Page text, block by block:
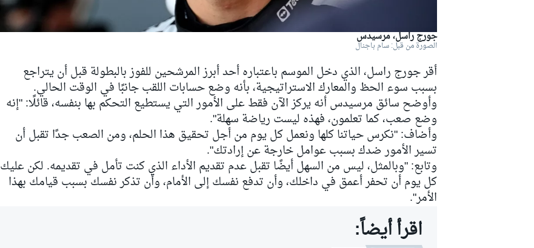
جورج راسل، مرسيدس
الصورة من قبل: سام باجنال
أقر جورج راسل، الذي دخل الموسم باعتباره أحد أبرز المرشحين للفوز بالبطولة قبل أن يتراجع
بسبب سوء الحظ والمعارك الاستراتيجية، بأنه وضع حسابات اللقب جانبًا في الوقت الحالي.
وأوضح سائق مرسيدس أنه يركز الآن فقط على الأمور التي يستطيع التحكم بها بنفسه، قائلًا: "إنه
وضع صعب، كما تعلمون، فهذه ليست رياضة سهلة".
وأضاف: "نكرس حياتنا كلها ونعمل كل يوم من أجل تحقيق هذا الحلم، ومن الصعب جدًا تقبل أن
تسير الأمور ضدك بسبب عوامل خارجة عن إرادتك".
وتابع: "وبالمثل، ليس من السهل أيضًا تقبل عدم تقديم الأداء الذي كنت تأمل في تقديمه. لكن عليك
كل يوم أن تحفر أعمق في داخلك، وأن تدفع نفسك إلى الأمام، وأن تذكر نفسك بسبب قيامك بهذا
الأمر".
اقرأ أيضاً: